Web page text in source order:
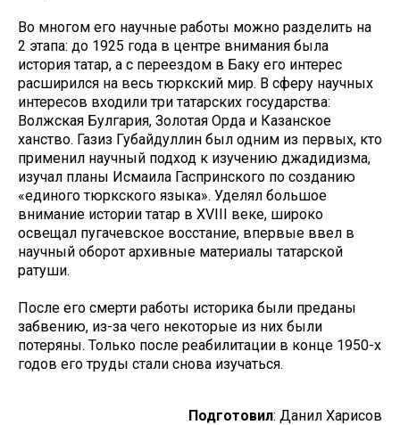
Во многом его научные работы можно разделить на
2 этапа: до 1925 года в центре внимания была
история татар, а с переездом в Баку его интерес
расширился на весь тюркский мир. В сферу научных
интересов входили три татарских государства:
Волжская Булгария, Золотая Орда и Казанское
ханство. Газиз Губайдуллин был одним из первых, кто
применил научный подход к изучению джадидизма,
изучал планы Исмаила Гаспринского по созданию
«единого тюркского языка». Уделял большое
внимание истории татар в XVIII веке, широко
освещал пугачевское восстание, впервые ввел в
научный оборот архивные материалы татарской
ратуши.
После его смерти работы историка были преданы
забвению, из-за чего некоторые из них были
потеряны. Только после реабилитации в конце 1950-х
годов его труды стали снова изучаться.
Подготовил: Данил Харисов